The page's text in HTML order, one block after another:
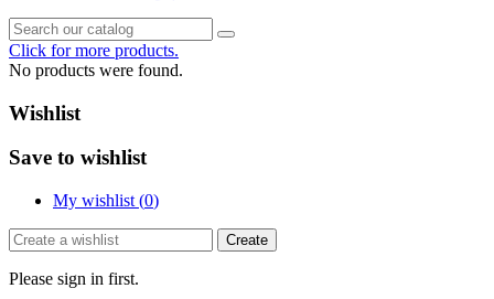
Click for more products.
No products were found.
Wishlist
Save to wishlist
My wishlist (0)
Create
Please sign in first.